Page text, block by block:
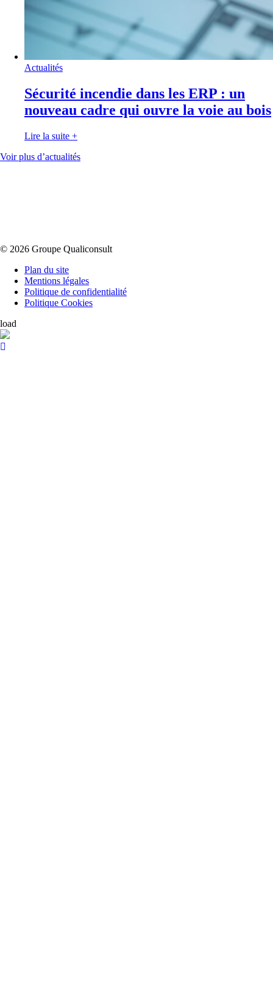
Actualités
Sécurité incendie dans les ERP : un
nouveau cadre qui ouvre la voie au bois
Lire la suite +
Voir plus d’actualités
© 2026 Groupe Qualiconsult
Plan du site
Mentions légales
Politique de confidentialité
Politique Cookies
load